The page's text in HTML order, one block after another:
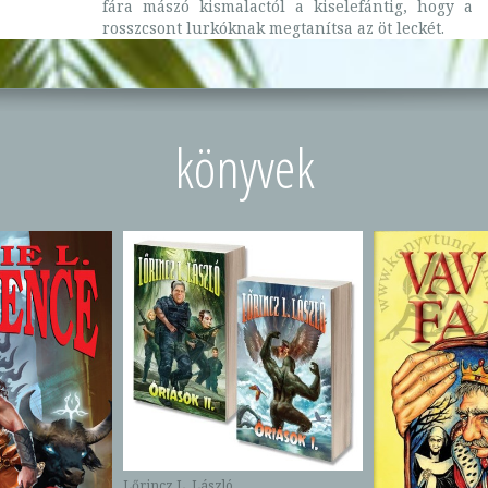
fára mászó kismalactól a kiselefántig, hogy a
rosszcsont lurkóknak megtanítsa az öt leckét.
könyvek